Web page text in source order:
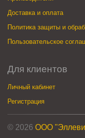
Доставка и оплата
Политика защиты и
Пользовательское
Для клиентов
Личный кабинет
Регистрация
© 2026 ООО